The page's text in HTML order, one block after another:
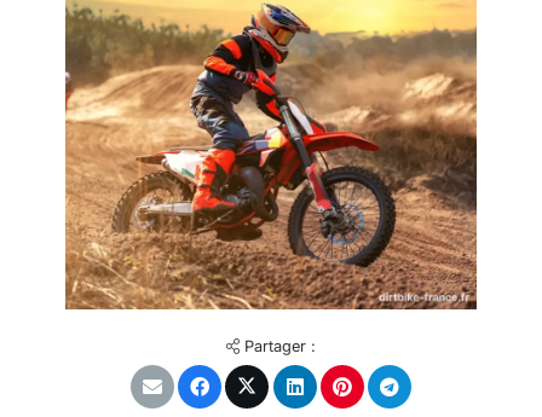
Partager :